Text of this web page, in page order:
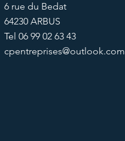
6 rue du Bedat
64230 ARBUS
Tel 06 99 02 63 43
cpentreprises@outlook.com